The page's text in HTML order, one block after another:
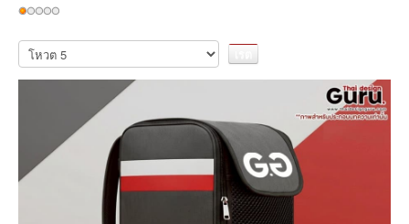
ให้
เรต
สมาชิก:1/5
กรุณา
ให้
คะแนน